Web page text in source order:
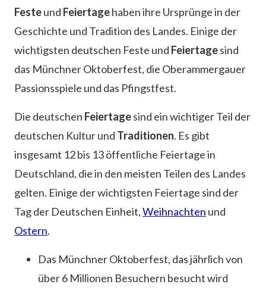
Festeund Feiertagehaben ihre Ursprünge in der
Geschichte und Tradition des Landes. Einige der
wichtigsten deutschen Feste und Feiertagesind
das Münchner Oktoberfest, die Oberammergauer
Passionsspiele und das Pfingstfest.
Die deutschen Feiertagesind ein wichtiger Teil der
deutschen Kultur und Traditionen. Es gibt
insgesamt 12 bis 13 öffentliche Feiertage in
Deutschland, die in den meisten Teilen des Landes
gelten. Einige der wichtigsten Feiertage sind der
Tag der Deutschen Einheit,Weihnachten und
Ostern.
Das Münchner Oktoberfest, das jährlich von
über 6 Millionen Besuchern besucht wird